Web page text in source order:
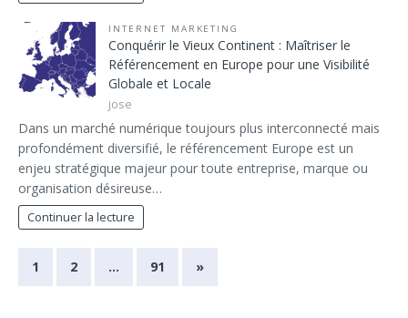
INTERNET MARKETING
Conquérir le Vieux Continent : Maîtriser le
Référencement en Europe pour une Visibilité
Globale et Locale
jose
Dans un marché numérique toujours plus interconnecté mais
profondément diversifié, le référencement Europe est un
enjeu stratégique majeur pour toute entreprise, marque ou
organisation désireuse…
Continuer la lecture
1 2 … 91 »